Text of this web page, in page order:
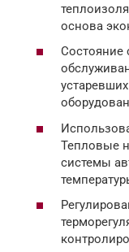
основа
Состояние
Тепловые
системы